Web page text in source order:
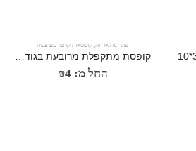
פתרונות אריזה, קופסאות קרטון מעוצבות
קופסת מתקפלת מרובעת בגודל 22 * 20 * 10 ס"מ
החל מ: ₪4